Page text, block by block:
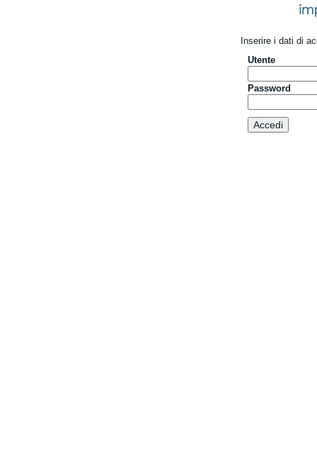
Inserire i dati di
Utente
Password